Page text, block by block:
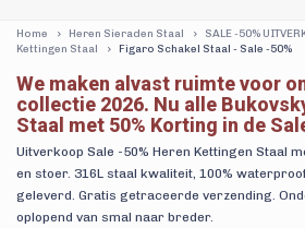
Home Heren Sieraden Staal
SALE -50%
Kettingen Staal
Figaro Schakel Staal - Sale -50%
We maken alvast ruimte voor
collectie 2026. Nu alle
Staal met 50% Korting in de
Uitverkoop Sale -50% Heren Kettingen Staal
en stoer. 316L staal kwaliteit, 100%
geleverd. Gratis getraceerde verzending.
oplopend van smal naar breder.